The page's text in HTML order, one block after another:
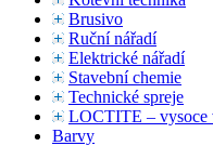
Brusivo
Ruční nářadí
Elektrické nářadí
Stavební chemie
Technické spreje
LOCTITE – vysoce
Barvy